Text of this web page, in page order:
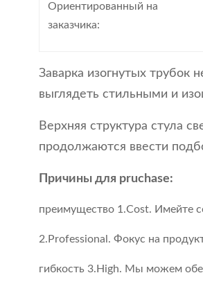
Ориентированный на
заказчика:
Заварка изогнутых трубок
выглядеть стильными и
Верхняя структура стула
продолжаются ввести
Причины для pruchase:
преимущество 1.Cost. Имейте
2.Professional. Фокус на
гибкость 3.High. Мы можем